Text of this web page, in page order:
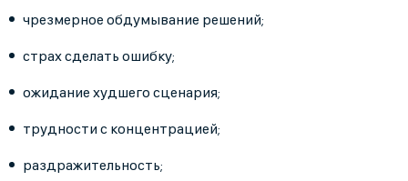
чрезмерное обдумывание решений;
страх сделать ошибку;
ожидание худшего сценария;
трудности с концентрацией;
раздражительность;